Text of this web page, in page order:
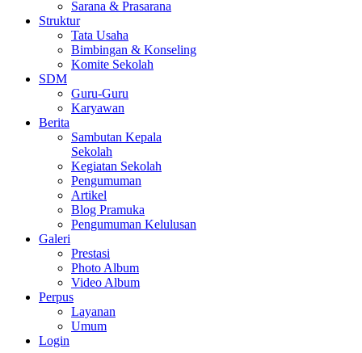
Sarana & Prasarana
Struktur
Tata Usaha
Bimbingan & Konseling
Komite Sekolah
SDM
Guru-Guru
Karyawan
Berita
Sambutan Kepala
Sekolah
Kegiatan Sekolah
Pengumuman
Artikel
Blog Pramuka
Pengumuman Kelulusan
Galeri
Prestasi
Photo Album
Video Album
Perpus
Layanan
Umum
Login